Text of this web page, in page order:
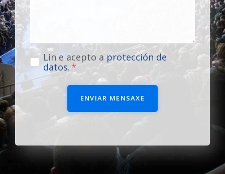
Lin e acepto a protección de
datos.
ENVIAR MENSAXE